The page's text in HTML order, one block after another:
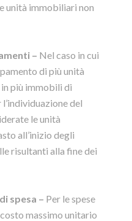
unità immobiliari non
– Nel caso in cui
di più unità
più immobili di
l’individuazione del
le unità
all’inizio degli
risultanti alla fine dei
spesa – Per le spese
massimo unitario